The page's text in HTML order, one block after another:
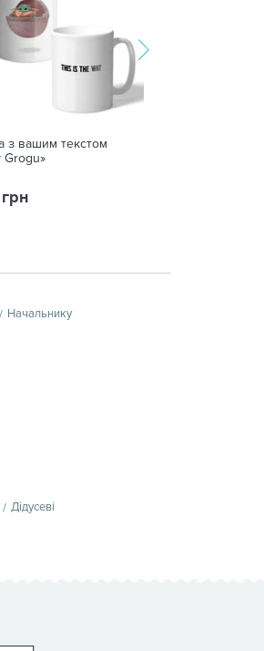
з вашим текстом
Grogu»
Начальнику
Дідусеві